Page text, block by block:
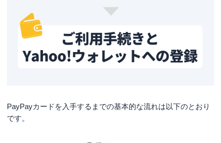
PayPayカードを入手するまでの基本的な流れは以下のとおり
です。